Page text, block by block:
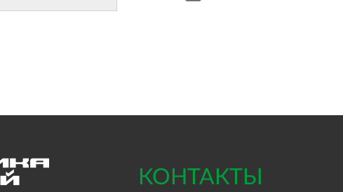
КОНТАКТЫ